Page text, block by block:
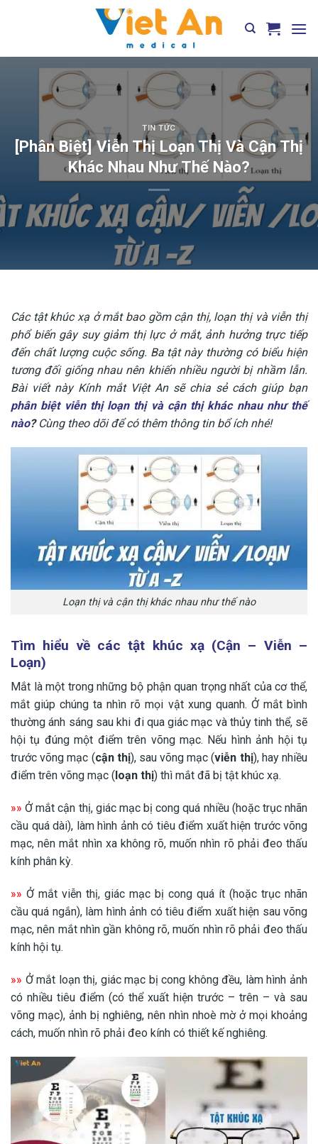
TIN TỨC
[Phân Biệt] Viễn Thị Loạn Thị Và Cận Thị
Khác Nhau Như Thế Nào?
Các tật khúc xạ ở mắt bao gồm cận thị, loạn thị và viễn thị
phổ biến gây suy giảm thị lực ở mắt, ảnh hưởng trực tiếp
đến chất lượng cuộc sống. Ba tật này thường có biểu hiện
tương đối giống nhau nên khiến nhiều người bị nhầm lẫn.
Bài viết này Kính mắt Việt An sẽ chia sẻ cách giúp bạn
phân biệt viễn thị loạn thị và cận thị khác nhau như thế
nào?Cùng theo dõi để có thêm thông tin bổ ích nhé!
Loạn thị và cận thị khác nhau như thế nào
Tìm hiểu về các tật khúc xạ (Cận – Viễn –
Loạn)
Mắt là một trong những bộ phận quan trọng nhất của cơ thể,
mắt giúp chúng ta nhìn rõ mọi vật xung quanh. Ở mắt bình
thường ánh sáng sau khi đi qua giác mạc và thủy tinh thể, sẽ
hội tụ đúng một điểm trên võng mạc. Nếu hình ảnh hội tụ
trước võng mạc (cận thị), sau võng mạc (viễn thị), hay nhiều
điểm trên võng mạc ( loạn thị) thì mắt đã bị tật khúc xạ.
»» Ở mắt cận thị, giác mạc bị cong quá nhiều (hoặc trục nhãn
cầu quá dài), làm hình ảnh có tiêu điểm xuất hiện trước võng
mạc, nên mắt nhìn xa không rõ, muốn nhìn rõ phải đeo thấu
kính phân kỳ.
»» Ở mắt viễn thị, giác mạc bị cong quá ít (hoặc trục nhãn
cầu quá ngắn), làm hình ảnh có tiêu điểm xuất hiện sau võng
mạc, nên mắt nhìn gần không rõ, muốn nhìn rõ phải đeo thấu
kính hội tụ.
»» Ở mắt loạn thị, giác mạc bị cong không đều, làm hình ảnh
có nhiều tiêu điểm (có thể xuất hiện trước – trên – và sau
võng mạc), ảnh bị nghiêng, nên nhìn nhoè mờ ở mọi khoảng
cách, muốn nhìn rõ phải đeo kính có thiết kế nghiêng.